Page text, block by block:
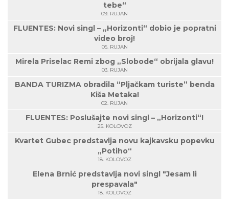
tebe“
09. RUJAN
FLUENTES: Novi singl – „Horizonti“ dobio je popratni
video broj!
05. RUJAN
Mirela Priselac Remi zbog „Slobode“ obrijala glavu!
03. RUJAN
BANDA TURIZMA obradila “Pljačkam turiste” benda
Kiša Metaka!
02. RUJAN
FLUENTES: Poslušajte novi singl – „Horizonti“!
25. KOLOVOZ
Kvartet Gubec predstavlja novu kajkavsku popevku
„Potiho“
18. KOLOVOZ
Elena Brnić predstavlja novi singl "Jesam li
prespavala"
18. KOLOVOZ